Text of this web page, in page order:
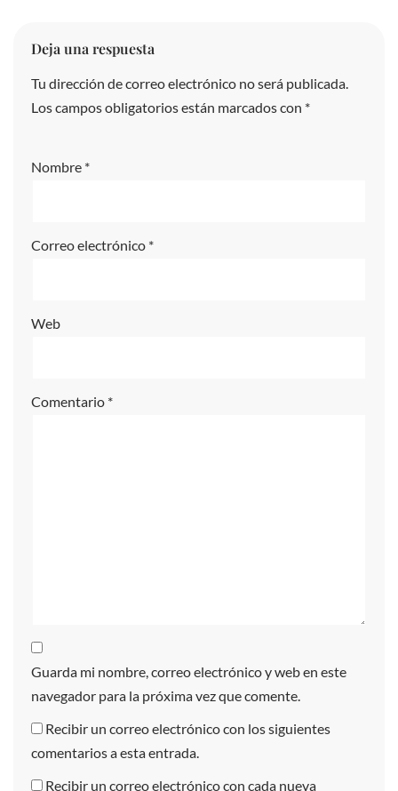
Deja una respuesta
Tu dirección de correo electrónico no será publicada.
Los campos obligatorios están marcados con *
Nombre *
Correo electrónico *
Web
Comentario *
Guarda mi nombre, correo electrónico y web en este
navegador para la próxima vez que comente.
Recibir un correo electrónico con los siguientes
comentarios a esta entrada.
Recibir un correo electrónico con cada nueva
A
lt
v